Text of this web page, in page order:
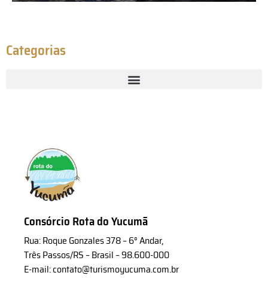
Categorias
Consórcio Rota do Yucumã
Rua: Roque Gonzales 378 – 6° Andar,
Três Passos/RS – Brasil – 98.600-000
E-mail: contato@turismoyucuma.com.br